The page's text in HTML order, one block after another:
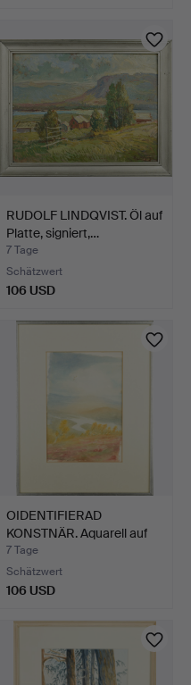
RUDOLF LINDQVIST. Öl auf
Platte, signiert,…
7 Tage
Schätzwert
106 USD
OIDENTIFIERAD
KONSTNÄR. Aquarell auf
Papie…
7 Tage
Schätzwert
106 USD